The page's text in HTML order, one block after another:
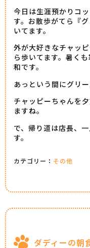
今日は生涯預かりコ
す。お散歩がてら『
いてます。
外が大好きなチャッ
ら歩いてます。暑く
和です。
あっという間にグリ
チャッピーちゃんを
ますね。
で、帰り道は店長、
す。
カテゴリー： その他
ダディーの朝